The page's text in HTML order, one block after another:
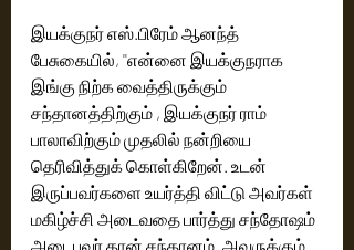
இயக்குநர் எஸ்.பிரேம் ஆனந்த்
பேசுகையில், ''என்னை இயக்குநராக
இங்கு நிற்க வைத்திருக்கும்
சந்தானத்திற்கும் , இயக்குநர் ராம்
பாலாவிற்கும் முதலில் நன்றியை
தெரிவித்துக் கொள்கிறேன். உடன்
இருப்பவர்களை உயர்த்தி விட்டு அவர்கள்
மகிழ்ச்சி அடைவதை பார்த்து சந்தோஷம்
அடைபவர் தான் சந்தானம். அவருக்கும்